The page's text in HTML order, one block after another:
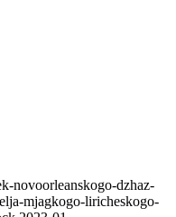
novoorleanskogo-dzhaz-
mjagkogo-liricheskogo-